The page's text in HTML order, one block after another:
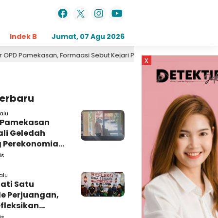
Indek Berita Opini Daerah
Jumat, 07 Agu 2026
Sebut Kejari Pamekasan Pendamping DBHCHT 19 jam
Geledah
Perekonomian,
Tunggu Saja!
Satu
Perjuangan,
x